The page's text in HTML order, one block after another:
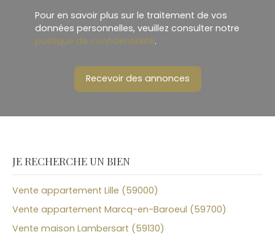
Pour en savoir plus sur le traitement de vos
données personnelles, veuillez consulter notre
politique de confidentialité.
Recevoir des annonces
JE RECHERCHE UN BIEN
Vente appartement Lille (59000)
Vente appartement Marcq-en-Baroeul (59700)
Vente maison Lambersart (59130)